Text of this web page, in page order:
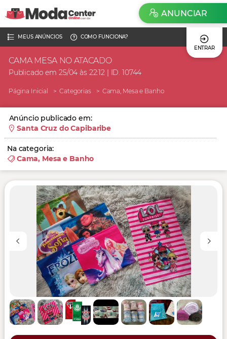
MEUS ANÚNCIOS
COMO FUNCIONA?
ENTRAR
ANUNCIAR
CAMA MESA NO ATACADO
Publicado em 25/04 às 22:12 | ID. 10744
Página Inicial Categorias Cama, Mesa e Banho
Anúncio publicado em:
Santa Cruz do Capibaribe
Na categoria:
Cama, Mesa e Banho